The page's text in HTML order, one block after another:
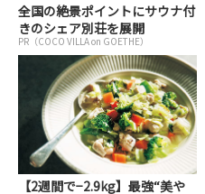
全国の絶景ポイントにサウナ付
きのシェア別荘を展開
PR（COCO VILLA on GOETHE）
【2週間で−2.9kg】最強“美や